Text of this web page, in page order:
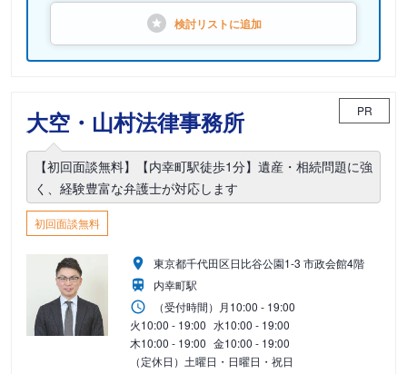
検討リストに追加
大空・山村法律事務所 PR
【初回面談無料】【内幸町駅徒歩1分】遺産・相続問題に強
く、経験豊富な弁護士が対応します
初回面談無料
東京都千代田区日比谷公園1-3 市政会館4階
内幸町駅
（受付時間） 月10:00 - 19:00
火10:00 - 19:00 水10:00 - 19:00
木10:00 - 19:00 金10:00 - 19:00
（定休日）土曜日・日曜日・祝日